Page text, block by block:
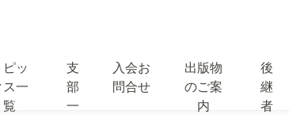
ピッ
ス一
覧
支
部
一
入会お
問合せ
出版物
のご案
内
後
継
者